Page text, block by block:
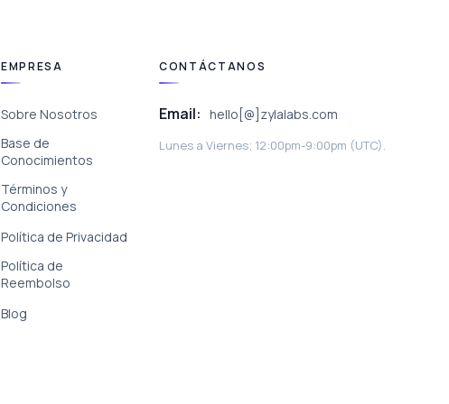
EMPRESA
Sobre Nosotros
Base de
Conocimientos
Términos y
Condiciones
Política de Privacidad
Política de
Reembolso
Blog
CONTÁCTANOS
Email: hello[@]zylalabs.com
Lunes a Viernes; 12:00pm-9:00pm (UTC).